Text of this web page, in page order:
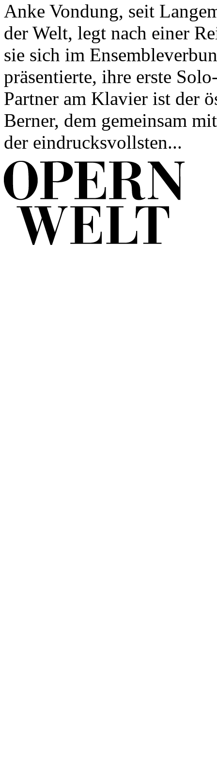
Anke Vondung, seit
der Welt, legt nach einer
sie sich im
präsentierte, ihre erste
Partner am Klavier ist der
Berner, dem gemeinsam
der eindrucksvollsten...